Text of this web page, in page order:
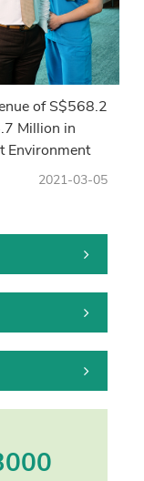
of S$568.2
Million in
Environment
2021-03-05